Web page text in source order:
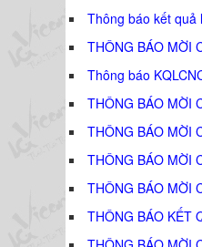
Thông báo kết quả
THÔNG BÁO MỜI
Thông báo
THÔNG BÁO MỜI
THÔNG BÁO MỜI
THÔNG BÁO MỜI
THÔNG BÁO MỜI
THÔNG BÁO KẾT